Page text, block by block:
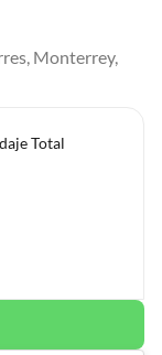
Monterrey,
Total